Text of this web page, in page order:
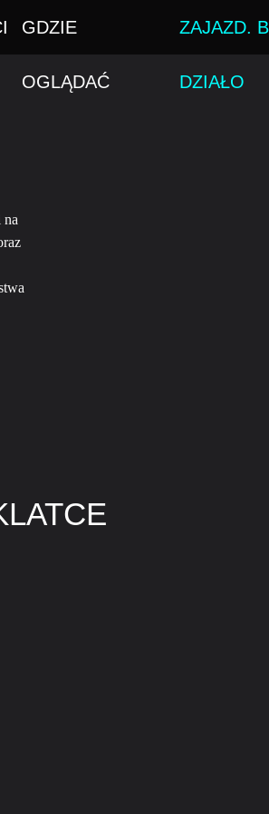
GDZIE
OGLĄDAĆ
ZAJAZD.
DZIAŁO
na